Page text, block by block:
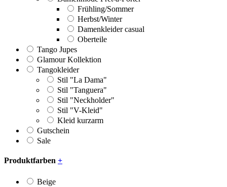
Frühling/Sommer
Herbst/Winter
Damenkleider casual
Oberteile
Tango Jupes
Glamour Kollektion
Tangokleider
Stil "La Dama"
Stil "Tanguera"
Stil "Neckholder"
Stil "V-Kleid"
Kleid kurzarm
Gutschein
Sale
Produktfarben +
Beige